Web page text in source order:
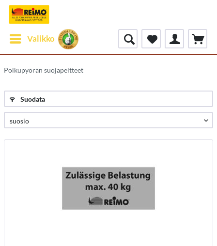
Valikko
Polkupyörän suojapeitteet
Suodata